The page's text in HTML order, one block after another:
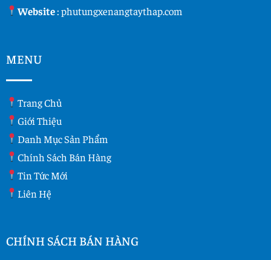
Website:phutungxenangtaythap.com
MENU
Trang Chủ
Giới Thiệu
Danh Mục Sản Phẩm
Chính Sách Bán Hàng
Tin Tức Mới
Liên Hệ
CHÍNH SÁCH BÁN HÀNG